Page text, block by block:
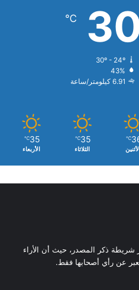
℃
30º - 24º
43%
6.91 كيلومتر/ساعة
℃
35
℃
الثلاثاء
35
℃
الأربعاء
شريطة ذكر المصدر، حيث أن الأراء
تعبر عن رأي أصحابها فقط.